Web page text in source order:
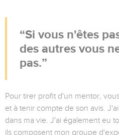
Si vous n'êtes
des autres vous
pas.
Pour tirer profit d'un mentor,
et à tenir compte de son avis.
dans ma vie. J'ai également eu
ils composent mon groupe